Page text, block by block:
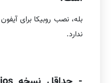
بله، نصب روبیکا برای
ندارد.